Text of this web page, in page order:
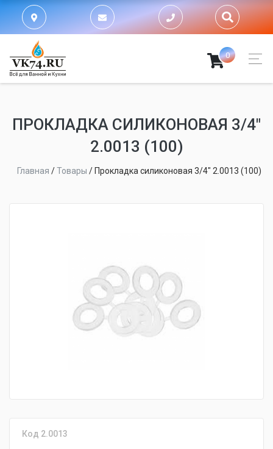
0
ПРОКЛАДКА СИЛИКОНОВАЯ 3/4"
2.0013 (100)
Главная /Товары / Прокладка силиконовая 3/4" 2.0013 (100)
Код 2.0013